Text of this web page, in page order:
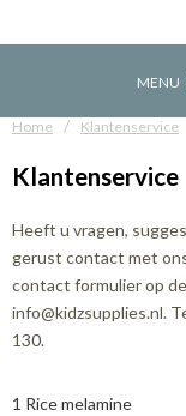
MENU
Home / Klantenservice
Klantenservice
Heeft u vragen,
gerust contact met
contact formulier op
info@kidzsupplies.nl.
130.
1 Rice melamine